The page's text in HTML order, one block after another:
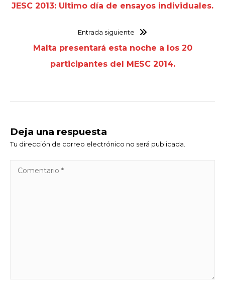
JESC 2013: Ultimo día de ensayos individuales.
Entrada siguiente
Malta presentará esta noche a los 20
participantes del MESC 2014.
Deja una respuesta
Tu dirección de correo electrónico no será publicada.